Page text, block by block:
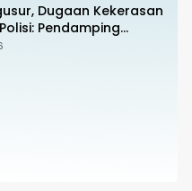
Dugaan Kekerasan
Pendamping
Disabilitas